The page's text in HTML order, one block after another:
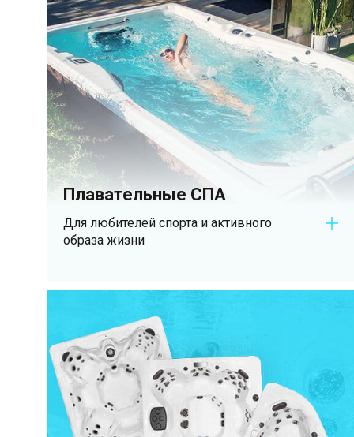
Плавательные СПА
Для любителей спорта и активного
образа жизни